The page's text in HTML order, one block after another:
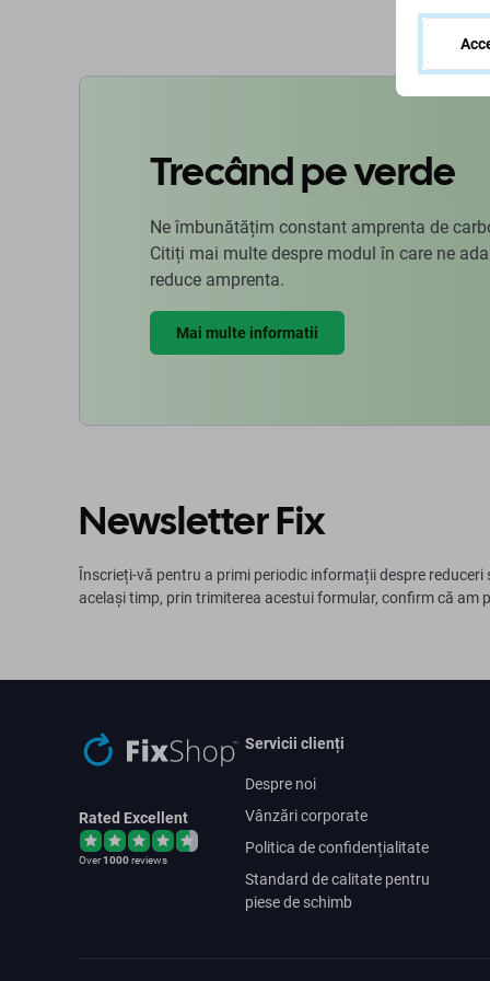
Trecând pe verde
Ne îmbunătățim constant amprenta de
Citiți mai multe despre modul în care ne
reduce amprenta.
Mai multe informatii
Newsletter Fix
Înscrieți-vă pentru a primi periodic informații despre
același timp, prin trimiterea acestui formular, confirm că am
Rated Excellent
Over1000reviews
Servicii clienți
Despre noi
Vânzări corporate
Politica de confidențialitate
Standard de calitate pentru
piese de schimb